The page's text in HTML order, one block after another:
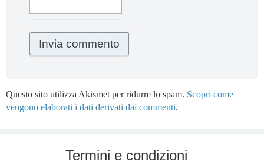
Questo sito utilizza Akismet per ridurre lo spam. Scopri come
vengono elaborati i dati derivati dai commenti.
Termini e condizioni